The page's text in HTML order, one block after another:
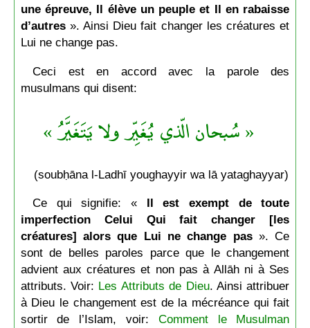
une épreuve, Il élève un peuple et Il en rabaisse
d’autres». Ainsi Dieu fait changer les créatures et
Lui ne change pas.
Ceci est en accord avec la parole des
musulmans qui disent:
« سُبحان الّذي يُغَيِّر ولا يَتَغَيَّرُ »
(soubḥāna l-Ladhī youghayyir wa lā yataghayyar)
Ce qui signifie: « Il est exempt de toute
imperfection Celui Qui fait changer [les
créatures] alors que Lui ne change pas». Ce
sont de belles paroles parce que le changement
advient aux créatures et non pas à Allāh ni à Ses
attributs. Voir: Les Attributs de Dieu. Ainsi attribuer
à Dieu le changement est de la mécréance qui fait
sortir de l’Islam, voir: Comment le Musulman